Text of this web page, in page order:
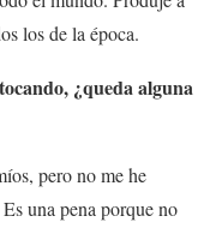
los de la época.
¿queda alguna
pero no me he
una pena porque no